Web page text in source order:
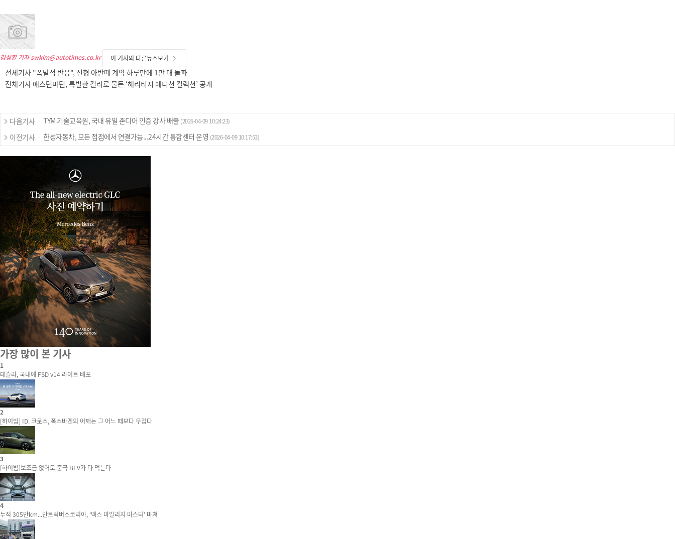
김성환 기자 swkim@autotimes.co.kr 이 기자의 다른뉴스보기
전체기사 "폭발적 반응", 신형 아반떼 계약 하루만에 1만 대 돌파
전체기사 애스턴마틴, 특별한 컬러로 물든 ‘헤리티지 에디션 컬렉션’ 공개
다음기사 TYM 기술교육원, 국내 유일 존디어 인증 강사 배출 (2026-04-09 10:24:23)
이전기사 한성자동차, 모든 접점에서 연결가능...24시간 통합센터 운영 (2026-04-09 10:17:53)
가장 많이 본 기사
1
테슬라, 국내에 FSD v14 라이트 배포
2
[하이빔] ID. 크로스, 폭스바겐의 어깨는 그 어느 때보다 무겁다
3
[하이빔]보조금 없어도 중국 BEV가 다 먹는다
4
누적 305만km...만트럭버스코리아, ‘맥스 마일리지 마스터’ 마쳐